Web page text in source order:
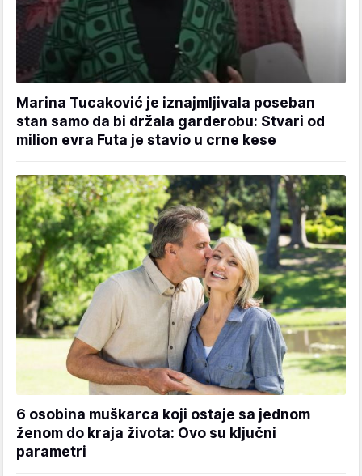
Marina Tucaković je iznajmljivala poseban
stan samo da bi držala garderobu: Stvari od
milion evra Futa je stavio u crne kese
6 osobina muškarca koji ostaje sa jednom
ženom do kraja života: Ovo su ključni
parametri